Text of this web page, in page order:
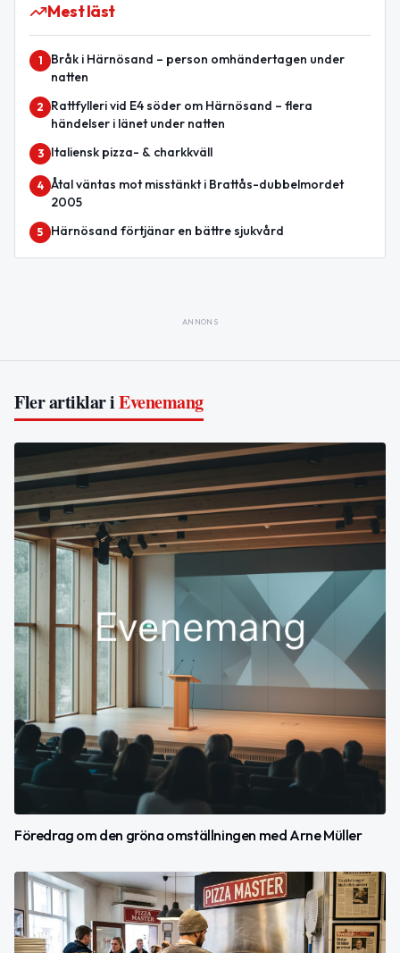
Mest läst
1
Bråk i Härnösand – person omhändertagen under
natten
2
Rattfylleri vid E4 söder om Härnösand – flera
händelser i länet under natten
3 Italiensk pizza- & charkkväll
4 Åtal väntas mot misstänkt i Brattås-dubbelmordet
2005
5 Härnösand förtjänar en bättre sjukvård
ANNONS
Fler artiklar iEvenemang
Föredrag om den gröna omställningen med Arne Müller